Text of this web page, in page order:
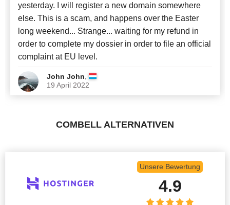
yesterday. I will register a new domain somewhere
else. This is a scam, and happens over the Easter
long weekend... Strange... waiting for my refund in
order to complete my dossier in order to file an official
complaint at EU level.
John John,
19 April 2022
COMBELL ALTERNATIVEN
Unsere Bewertung
4.9